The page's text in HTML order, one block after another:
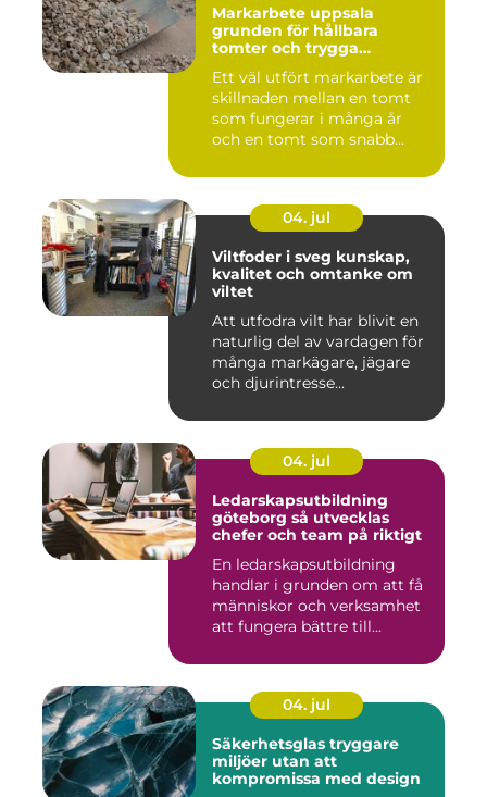
Markarbete uppsala
grunden för hållbara
tomter och trygga
Ett väl utfört markarbete är
skillnaden mellan en tomt
som fungerar i många år
och en tomt som snabb...
04. jul
Viltfoder i sveg kunskap,
kvalitet och omtanke om
viltet
Att utfodra vilt har blivit en
naturlig del av vardagen för
många markägare, jägare
och djurintresse...
04. jul
Ledarskapsutbildning
göteborg så utvecklas
chefer och team på riktigt
En ledarskapsutbildning
handlar i grunden om att få
människor och verksamhet
att fungera bättre till...
04. jul
Säkerhetsglas tryggare
miljöer utan att
kompromissa med design